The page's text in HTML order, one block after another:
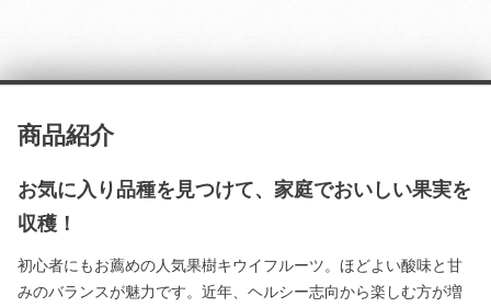
商品紹介
お気に入り品種を見つけて、家庭でおいしい果実を
収穫！
初心者にもお薦めの人気果樹キウイフルーツ。ほどよい酸味と甘
みのバランスが魅力です。近年、ヘルシー志向から楽しむ方が増